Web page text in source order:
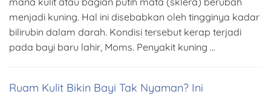
menjadi kuning. Hal ini disebabkan oleh tingginya kadar
bilirubin dalam darah. Kondisi tersebut kerap terjadi
pada bayi baru lahir, Moms. Penyakit kuning …
Ruam Kulit Bikin Bayi Tak Nyaman? Ini